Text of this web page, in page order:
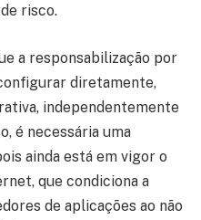
risco.
a responsabilização por
diretamente,
independentemente
é necessária uma
ainda está em vigor o
que condiciona a
de aplicações ao não